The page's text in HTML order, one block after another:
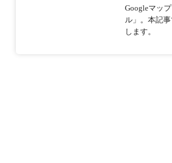
Googleマッ
ル」。本記
します。